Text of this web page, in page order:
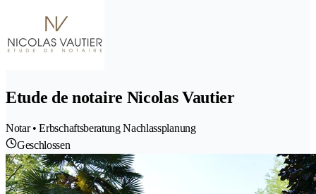
Etude de notaire Nicolas Vautier
Notar • Erbschaftsberatung Nachlassplanung
Geschlossen